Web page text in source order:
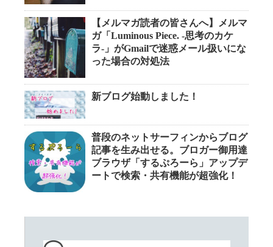
【メルマガ読者の皆さんへ】メルマ
ガ「Luminous Piece. -思考のカケ
ラ-」がGmailで迷惑メール扱いにな
った場合の対処法
新ブログ始動しました！
普段のネットサーフィンからブログ
記事を生み出せる。ブロガー御用達
ブラウザ「するぷろーら」アップデ
ートで検索・共有機能が超強化！